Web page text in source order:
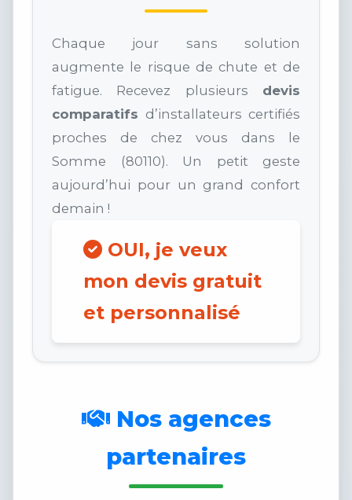
Chaque jour sans solution
augmente le risque de chute et de
fatigue. Recevez plusieurs devis
comparatifs d’installateurs certifiés
proches de chez vous dans le
Somme (80110). Un petit geste
aujourd’hui pour un grand confort
demain !
OUI, je veux
mon devis gratuit
et personnalisé
Nos agences
partenaires